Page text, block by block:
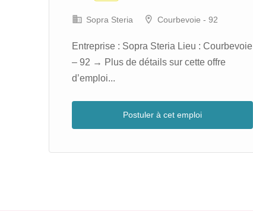
Sopra Steria Courbevoie - 92
Entreprise : Sopra Steria Lieu : Courbevoie
– 92 → Plus de détails sur cette offre
d’emploi...
Postuler à cet emploi